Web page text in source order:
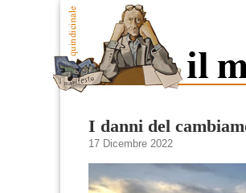
I danni del
17 Dicembre 2022